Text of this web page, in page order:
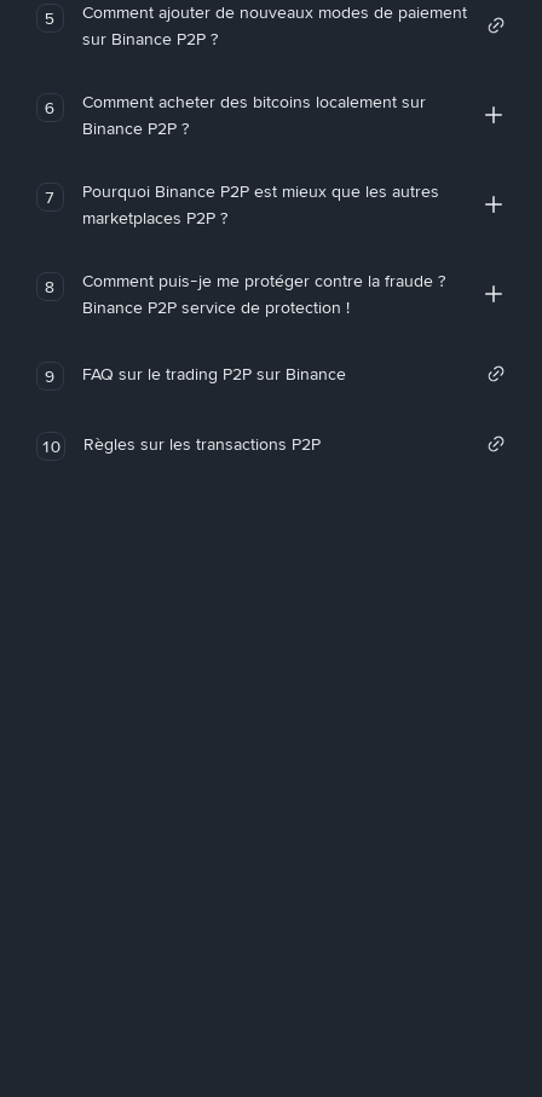
5
Comment ajouter de nouveaux modes de paiement
sur Binance P2P ?
6
Comment acheter des bitcoins localement sur
Binance P2P ?
7
Pourquoi Binance P2P est mieux que les autres
marketplaces P2P ?
8
Comment puis-je me protéger contre la fraude ?
Binance P2P service de protection !
9 FAQ sur le trading P2P sur Binance
10 Règles sur les transactions P2P